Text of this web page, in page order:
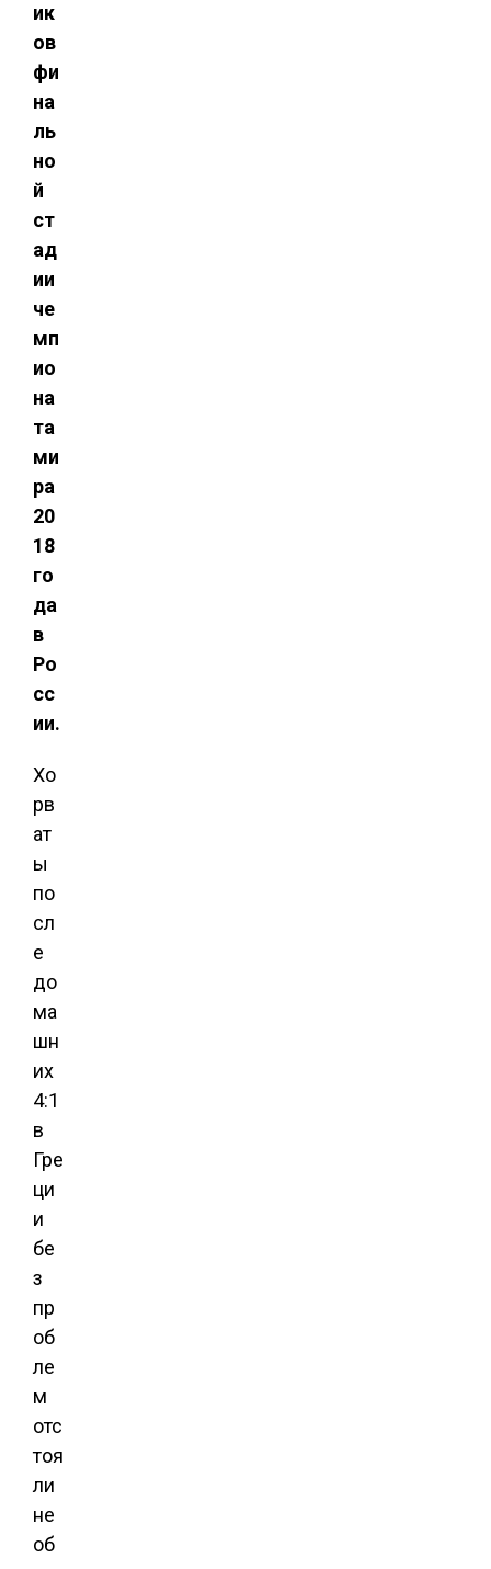
ик
ов
фи
на
ль
но
й
ст
ад
ии
че
мп
ио
на
та
ми
ра
20
18
го
да
в
Ро
сс
ии.
Хо
рв
ат
ы
по
сл
е
до
ма
шн
их
4:1
в
Гре
ци
и
бе
з
пр
об
ле
м
отс
тоя
ли
не
об